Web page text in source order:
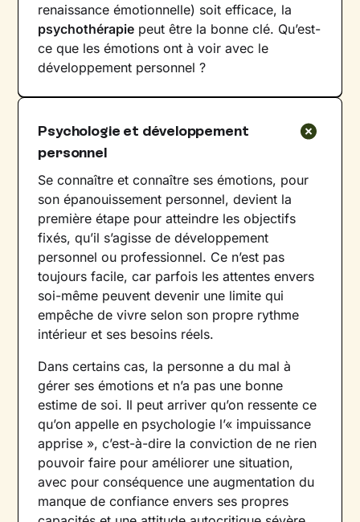
renaissance émotionnelle) soit efficace, la
psychothérapie peut être la bonne clé. Qu’est-
ce que les émotions ont à voir avec le
développement personnel ?
Psychologie et développement
personnel
Se connaître et connaître ses émotions, pour
son épanouissement personnel, devient la
première étape pour atteindre les objectifs
fixés, qu’il s’agisse de développement
personnel ou professionnel. Ce n’est pas
toujours facile, car parfois les attentes envers
soi-même peuvent devenir une limite qui
empêche de vivre selon son propre rythme
intérieur et ses besoins réels.
Dans certains cas, la personne a du mal à
gérer ses émotions et n’a pas une bonne
estime de soi. Il peut arriver qu’on ressente ce
qu’on appelle en psychologie l’« impuissance
apprise », c’est-à-dire la conviction de ne rien
pouvoir faire pour améliorer une situation,
avec pour conséquence une augmentation du
manque de confiance envers ses propres